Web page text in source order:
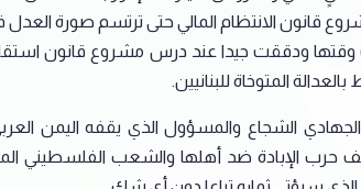
قانون الانتظام المالي حتى ترتسم صورة
وقتها ودققت جيدا عند درس مشروع قانون
المتوخاة للبنانيين.
الجهادي الشجاع والمسؤول الذي يقفه اليمن
الإبادة ضد أهلها والشعب الفلسطيني